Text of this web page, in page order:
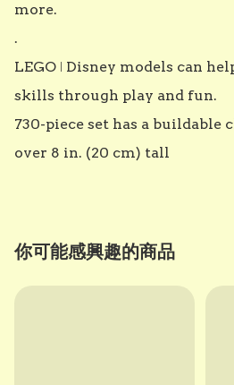
more.
.
LEGO ǀ Disney models can
skills through play and fun.
730-piece set has a buildable
over 8 in. (20 cm) tall
你可能感興趣的商品